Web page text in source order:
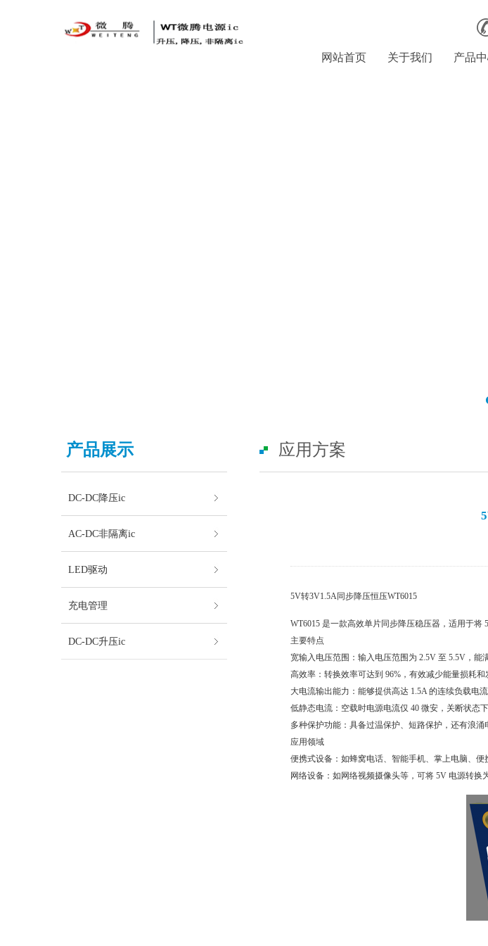
网站首页 关于我们 产品
产品展示
DC-DC降压ic
AC-DC非隔离ic
LED驱动
充电管理
DC-DC升压ic
应用方案
5V转3V1.5A同步降压恒压WT6015
WT6015 是一款高效单片同步降压稳压器，适用于将
主要特点
宽输入电压范围：输入电压范围为 2.5V 至 5.5V，
高效率：转换效率可达到 96%，有效减少能量损耗
大电流输出能力：能够提供高达 1.5A 的连续负载电
低静态电流：空载时电源电流仅 40 微安，关断状态
多种保护功能：具备过温保护、短路保护，还有浪
应用领域
便携式设备：如蜂窝电话、智能手机、掌上电脑、
网络设备：如网络视频摄像头等，可将 5V 电源转